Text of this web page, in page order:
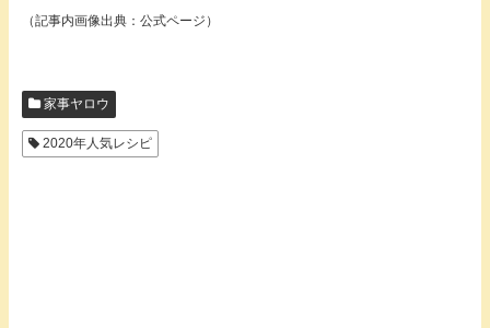
（記事内画像出典：公式ページ）
家事ヤロウ
2020年人気レシピ